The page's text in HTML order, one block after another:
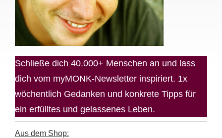
Schließe dich 40.000+ Menschen an und lass
dich vom myMONK-Newsletter inspiriert. 1x
wöchentlich Gedanken und konkrete Tipps für
ein erfülltes und gelassenes Leben.
Aus dem Shop: